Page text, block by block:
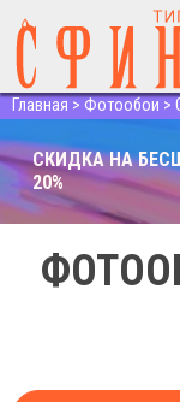
Главная > Фотообои >
СКИДКА НА
20%